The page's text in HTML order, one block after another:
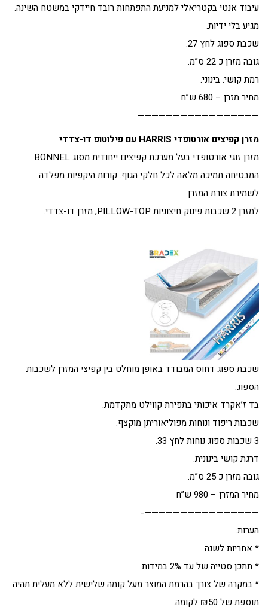
עיבוד אנטי בקטריאלי למניעת התפתחות רובד חיידקי במשטח השינה.
מגיע בלי ידיות.
שכבת ספוג לחץ 27.
גובה מזרן כ 22 ס”מ.
רמת קושי: בינוני.
מחיר מזרן – 680 ש”ח
—————————————————
מזרן קפיצים אורטופדי HARRIS עם פילוטופ דו-צדדי
מזרן זוגי אורטופדי בעל מערכת קפיצים ייחודית מסוג BONNEL
המבטיחה תמיכה מלאה לכל חלקי הגוף. קורות היקפיות מפלדה
לשמירת צורת המזרן.
למזרן 2 שכבות פינוק חיצוניות PILLOW-TOP, מזרן דו-צדדי.
שכבת ספוג דחוס המבודד באופן מוחלט בין קפיצי המזרן לשכבות
הספוג.
בד ז’אקרד איכותי בתפירת קווילט מתקדמת.
שכבות ריפוד ונוחות מפוליאוריתן מוקצף.
3 שכבות ספוג נוחות לחץ 33.
דרגת קושי בינונית.
גובה מזרן כ 25 ס”מ.
מחיר המזרן – 980 ש”ח
————————————————-
הערות:
* אחריות לשנה
* תתכן סטייה של עד 2% במידות.
* במקרה של צורך בהרמת המוצר מעל קומה שלישית ללא מעלית תהיה
תוספת של ₪50 לקומה.